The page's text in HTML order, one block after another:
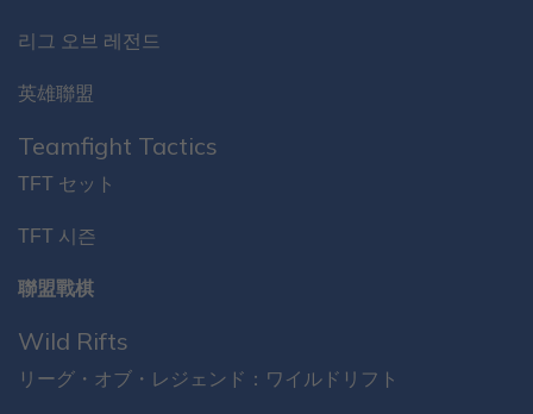
리그 오브 레전드
英雄聯盟
Teamfight Tactics
TFT セット
TFT 시즌
聯盟戰棋
Wild Rifts
リーグ・オブ・レジェンド：ワイルドリフト